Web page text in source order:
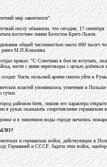
мир закончился".
послу объявили, что сегодня, 17
восточнее линии Белосток-Брест-Львов.
общей численностью около 600 тысяч
ранга М.П.Ковалева.
"С Советами в бои не вступать,
вести с ними переговоры с целью
Часть польской армии смогла уйти
властей упоминалось угнетение в
сутки.
битв, лишив его характера
руках оказывать сопротивление
и в лишенном воды городе начались
и германских войск, действующих в
Германией и СССР. Задача этих войск,